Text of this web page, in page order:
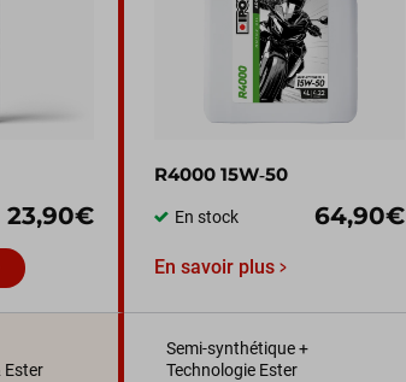
23,90€
R4000 15W‑50
En stock 64,90€
En savoir plus
Ester
Semi-synthétique +
Technologie Ester